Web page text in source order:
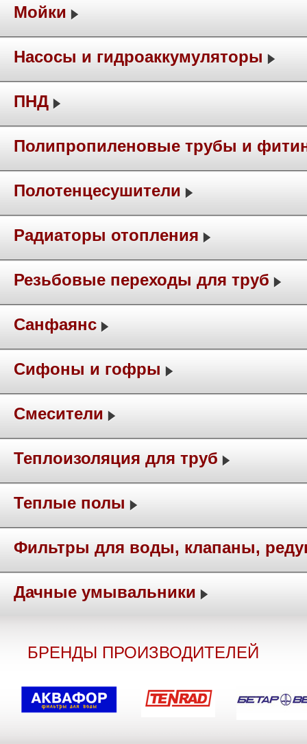
Мойки
Насосы и гидроаккумуляторы
ПНД
Полипропиленовые трубы и
Полотенцесушители
Радиаторы отопления
Резьбовые переходы для труб
Санфаянс
Сифоны и гофры
Смесители
Теплоизоляция для труб
Теплые полы
Фильтры для воды, клапаны,
Дачные умывальники
БРЕНДЫ ПРОИЗВОДИТЕЛЕЙ